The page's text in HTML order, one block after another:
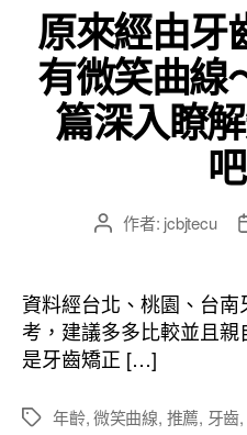
原來經由牙
有微笑曲線
篇深入瞭
文
者
作者: jcbjtecu
資料經台北、桃園、台
考，建議多多比較並且
是牙齒矯正 […]
標
年齡,微笑曲線, 推薦, 牙齒,